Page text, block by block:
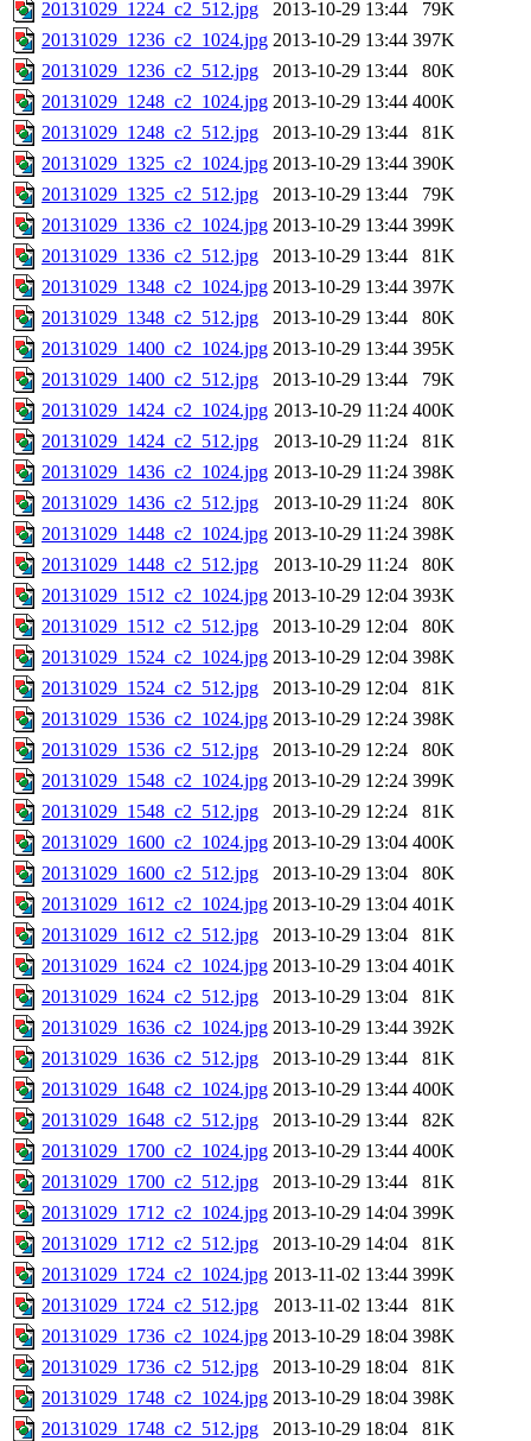
20131029_1224_c2_512.jpg 2013-10-29 13:44
79K
20131029_1236_c2_1024.jpg 2013-10-29 13:44 397K
20131029_1236_c2_512.jpg
2013-10-29 13:44
80K
20131029_1248_c2_1024.jpg 2013-10-29 13:44 400K
20131029_1248_c2_512.jpg
2013-10-29 13:44
81K
20131029_1325_c2_1024.jpg 2013-10-29 13:44 390K
20131029_1325_c2_512.jpg
2013-10-29 13:44
79K
20131029_1336_c2_1024.jpg 2013-10-29 13:44 399K
20131029_1336_c2_512.jpg
2013-10-29 13:44
81K
20131029_1348_c2_1024.jpg 2013-10-29 13:44 397K
20131029_1348_c2_512.jpg
2013-10-29 13:44
80K
20131029_1400_c2_1024.jpg 2013-10-29 13:44 395K
20131029_1400_c2_512.jpg
2013-10-29 13:44
79K
20131029_1424_c2_1024.jpg 2013-10-29 11:24 400K
20131029_1424_c2_512.jpg
2013-10-29 11:24
81K
20131029_1436_c2_1024.jpg 2013-10-29 11:24 398K
20131029_1436_c2_512.jpg
2013-10-29 11:24
80K
20131029_1448_c2_1024.jpg 2013-10-29 11:24 398K
20131029_1448_c2_512.jpg
2013-10-29 11:24
80K
20131029_1512_c2_1024.jpg 2013-10-29 12:04 393K
20131029_1512_c2_512.jpg
2013-10-29 12:04
80K
20131029_1524_c2_1024.jpg 2013-10-29 12:04 398K
20131029_1524_c2_512.jpg
2013-10-29 12:04
81K
20131029_1536_c2_1024.jpg 2013-10-29 12:24 398K
20131029_1536_c2_512.jpg
2013-10-29 12:24
80K
20131029_1548_c2_1024.jpg 2013-10-29 12:24 399K
20131029_1548_c2_512.jpg
2013-10-29 12:24
81K
20131029_1600_c2_1024.jpg 2013-10-29 13:04 400K
20131029_1600_c2_512.jpg
2013-10-29 13:04
80K
20131029_1612_c2_1024.jpg 2013-10-29 13:04 401K
20131029_1612_c2_512.jpg
2013-10-29 13:04
81K
20131029_1624_c2_1024.jpg 2013-10-29 13:04 401K
20131029_1624_c2_512.jpg
2013-10-29 13:04
81K
20131029_1636_c2_1024.jpg 2013-10-29 13:44 392K
20131029_1636_c2_512.jpg
2013-10-29 13:44
81K
20131029_1648_c2_1024.jpg 2013-10-29 13:44 400K
20131029_1648_c2_512.jpg
2013-10-29 13:44
82K
20131029_1700_c2_1024.jpg 2013-10-29 13:44 400K
20131029_1700_c2_512.jpg
2013-10-29 13:44
81K
20131029_1712_c2_1024.jpg 2013-10-29 14:04 399K
20131029_1712_c2_512.jpg
2013-10-29 14:04
81K
20131029_1724_c2_1024.jpg 2013-11-02 13:44 399K
20131029_1724_c2_512.jpg
2013-11-02 13:44
81K
20131029_1736_c2_1024.jpg 2013-10-29 18:04 398K
20131029_1736_c2_512.jpg
2013-10-29 18:04
81K
20131029_1748_c2_1024.jpg 2013-10-29 18:04 398K
20131029_1748_c2_512.jpg
2013-10-29 18:04
81K